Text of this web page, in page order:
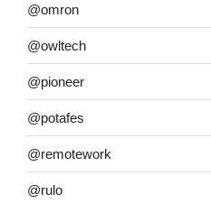
@omron
@owltech
@pioneer
@potafes
@remotework
@rulo